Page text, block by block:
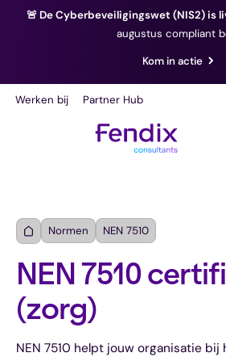
🚨 De Cyberbeveiligingswet (NIS2) is
augustus compliant
Kom in actie
Werken bij Partner Hub
Normen NEN 7510
NEN 7510
(zorg)
NEN 7510 helpt jouw organisatie bij